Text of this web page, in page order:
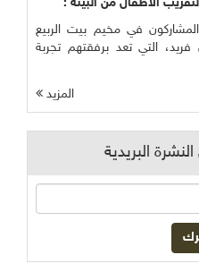
في مخيم بيت الربيع
التي تعد برفقتهم تجربة
المزيد
البريدية